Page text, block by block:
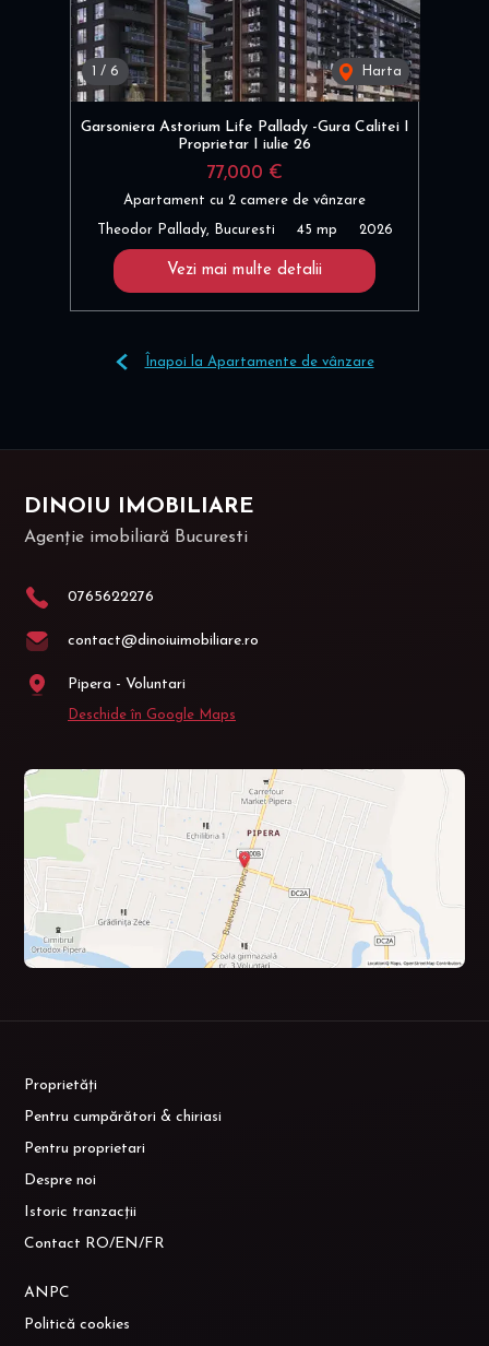
1 / 6 Harta
Garsoniera Astorium Life Pallady -Gura Calitei I
Proprietar I iulie 26
77,000 €
Apartament cu 2 camere de vânzare
Theodor Pallady, Bucuresti 45 mp 2026
Vezi mai multe detalii
Înapoi la Apartamente de vânzare
DINOIU IMOBILIARE
Agenție imobiliară Bucuresti
0765622276
contact@dinoiuimobiliare.ro
Pipera - Voluntari
Deschide în Google Maps
Proprietăți
Pentru cumpărători & chiriasi
Pentru proprietari
Despre noi
Istoric tranzacții
Contact RO/EN/FR
ANPC
Politică cookies